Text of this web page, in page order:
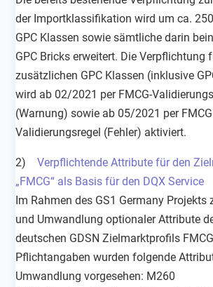
der Importklassifikation wird um ca.
GPC Klassen sowie sämtliche darin
GPC Bricks erweitert. Die Verpflichtung
zusätzlichen GPC Klassen (inklusive
wird ab 02/2021 per FMCG-
(Warnung) sowie ab 05/2021 per FMCG
Validierungsregel (Fehler) aktiviert.
2)Verpflichtende Attribute für den
„FMCG“ als Basis für den DQX Service
Im Rahmen des GS1 Germany Projekts
und Umwandlung optionaler Attribute
deutschen GDSN Zielmarktprofils
Pflichtangaben wurden folgende
Umwandlung vorgesehen: M260